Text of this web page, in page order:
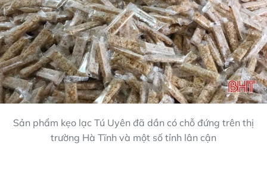
Sản phẩm kẹo lạc Tú Uyên đã dần có chỗ đứng trên thị
trường Hà Tĩnh và một số tỉnh lân cận